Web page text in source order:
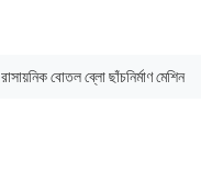
রাসায়নিক বোতল ব্লো ছাঁচনির্মাণ মেশিন